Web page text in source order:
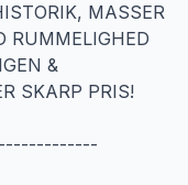
MASSER
RUMMELIGHED
&
SKARP PRIS!